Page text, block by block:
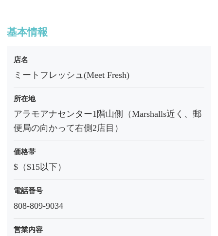
基本情報
店名
ミートフレッシュ(Meet Fresh)
所在地
アラモアナセンター1階山側（Marshalls近く、郵
便局の向かって右側2店目）
価格帯
$（$15以下）
電話番号
808-809-9034
営業内容